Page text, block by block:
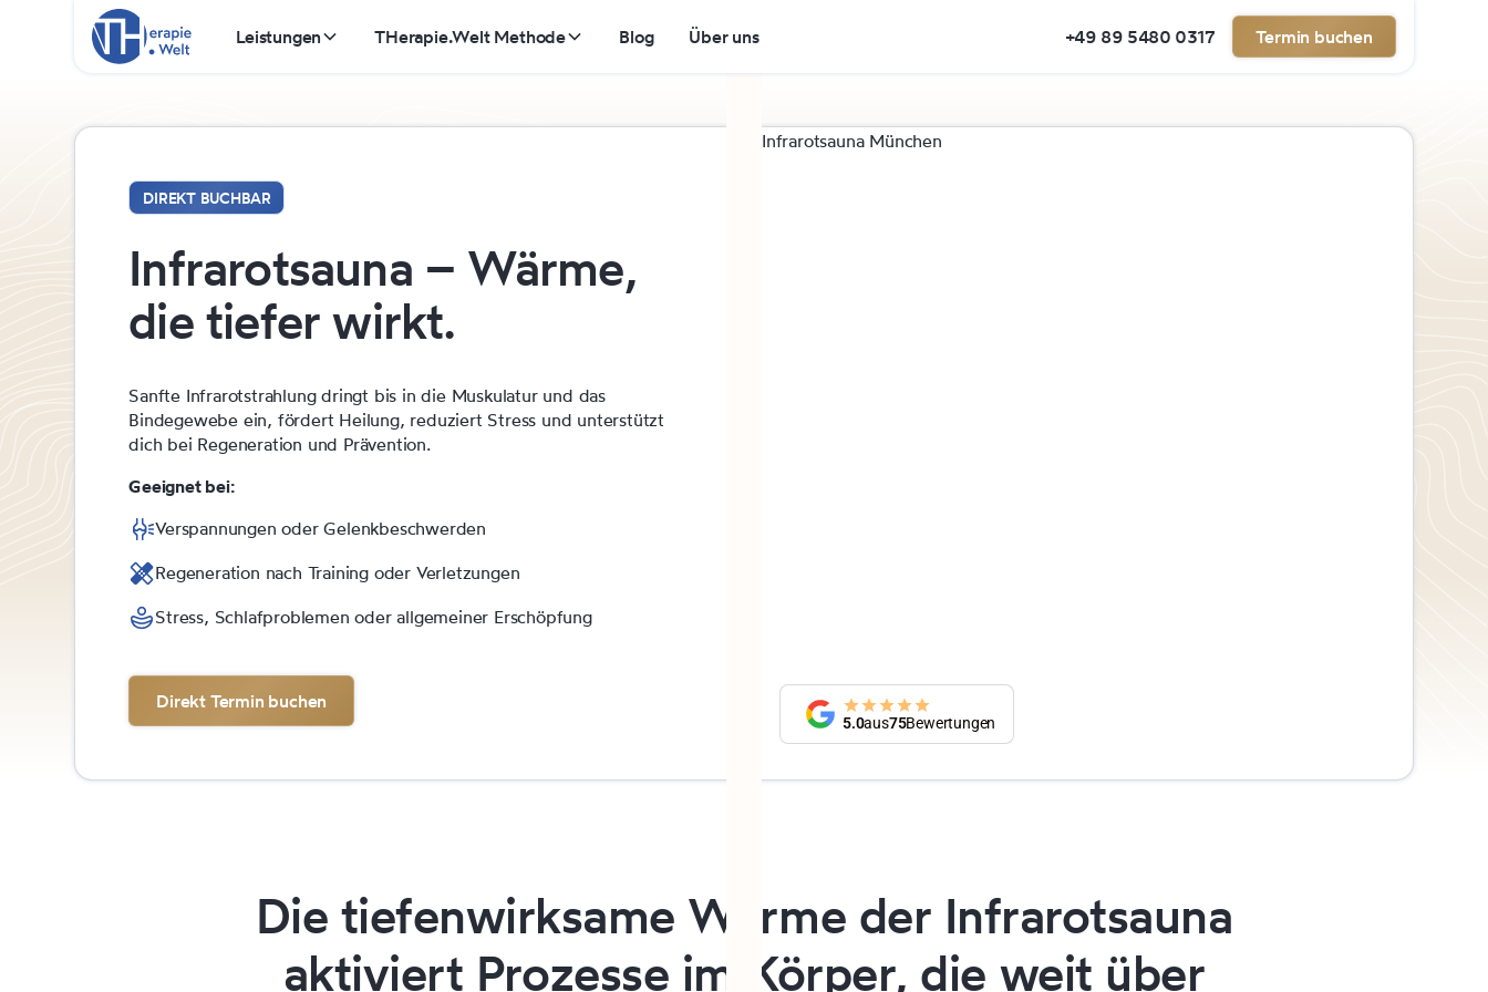
Leistungen THerapie.Welt Methode Blog Über uns +49 89 5480 0317 Termin buchen
DIREKT BUCHBAR
Infrarotsauna – Wärme,
die tiefer wirkt.
Sanfte Infrarotstrahlung dringt bis in die Muskulatur und das
Bindegewebe ein, fördert Heilung, reduziert Stress und unterstützt
dich bei Regeneration und Prävention.
Geeignet bei:
Verspannungen oder Gelenkbeschwerden
Regeneration nach Training oder Verletzungen
Stress, Schlafproblemen oder allgemeiner Erschöpfung
Direkt Termin buchen
5.0aus75Bewertungen
Die tiefenwirksame Wärme der Infrarotsauna
aktiviert Prozesse im Körper, die weit über